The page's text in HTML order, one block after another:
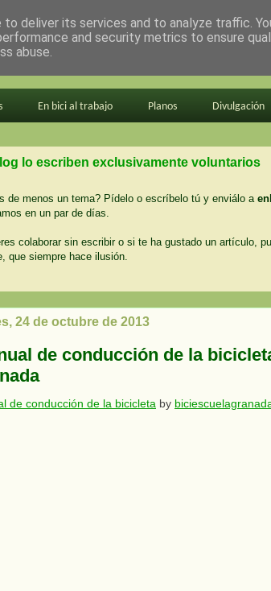
En bici al trabajo Planos Divulgación
lo escriben exclusivamente voluntarios
de menos un tema? Pídelo o escríbelo tú y enviálo a
en un par de días.
colaborar sin escribir o si te ha gustado un artículo,
que siempre hace ilusión.
24 de octubre de 2013
de conducción de la
de conducción de la bicicleta by
deliver its services and to analyze traffic.
and security metrics to ensure
abuse.